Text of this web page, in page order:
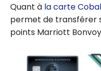
Quant à la carte
permet de transférer
points Marriott Bonvoy